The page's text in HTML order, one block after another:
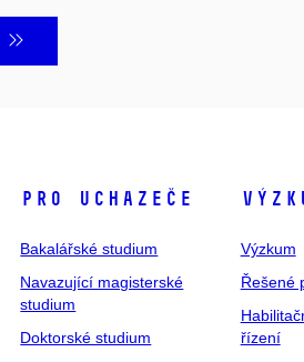
Pro uchazeče
Bakalářské studium
Navazující magisterské
studium
Doktorské studium
Výzkum
Řešené
řízení